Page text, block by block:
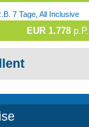
7 Tage, All Inclusive
EUR 1.778 p.P.